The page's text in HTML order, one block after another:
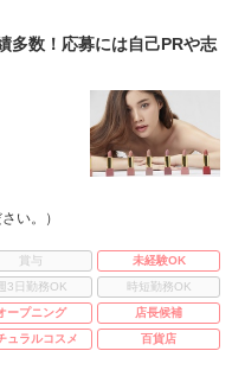
多数！応募には自己PRや志
い。）
賞与
未経験OK
3日勤務OK
時短勤務OK
ープニング
店長候補
ュラルコスメ 百貨店